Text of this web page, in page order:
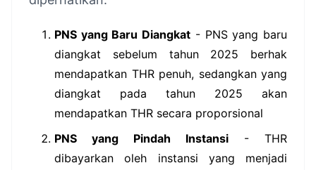
PNS yang Baru Diangkat - PNS yang baru
diangkat sebelum tahun 2025 berhak
mendapatkan THR penuh, sedangkan yang
diangkat pada tahun 2025 akan
mendapatkan THR secara proporsional
PNS yang Pindah Instansi - THR
dibayarkan oleh instansi yang menjadi